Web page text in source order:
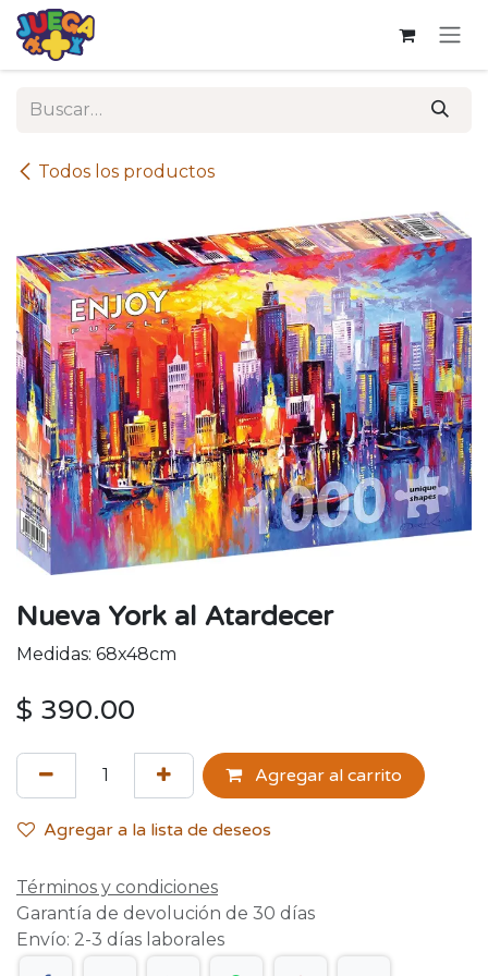
Ir al contenido
Todos los productos
Nueva York al Atardecer
Medidas: 68x48cm
$ 390.00
Agregar al carrito
Agregar a la lista de deseos
Términos y condiciones
Garantía de devolución de 30 días
Envío: 2-3 días laborales